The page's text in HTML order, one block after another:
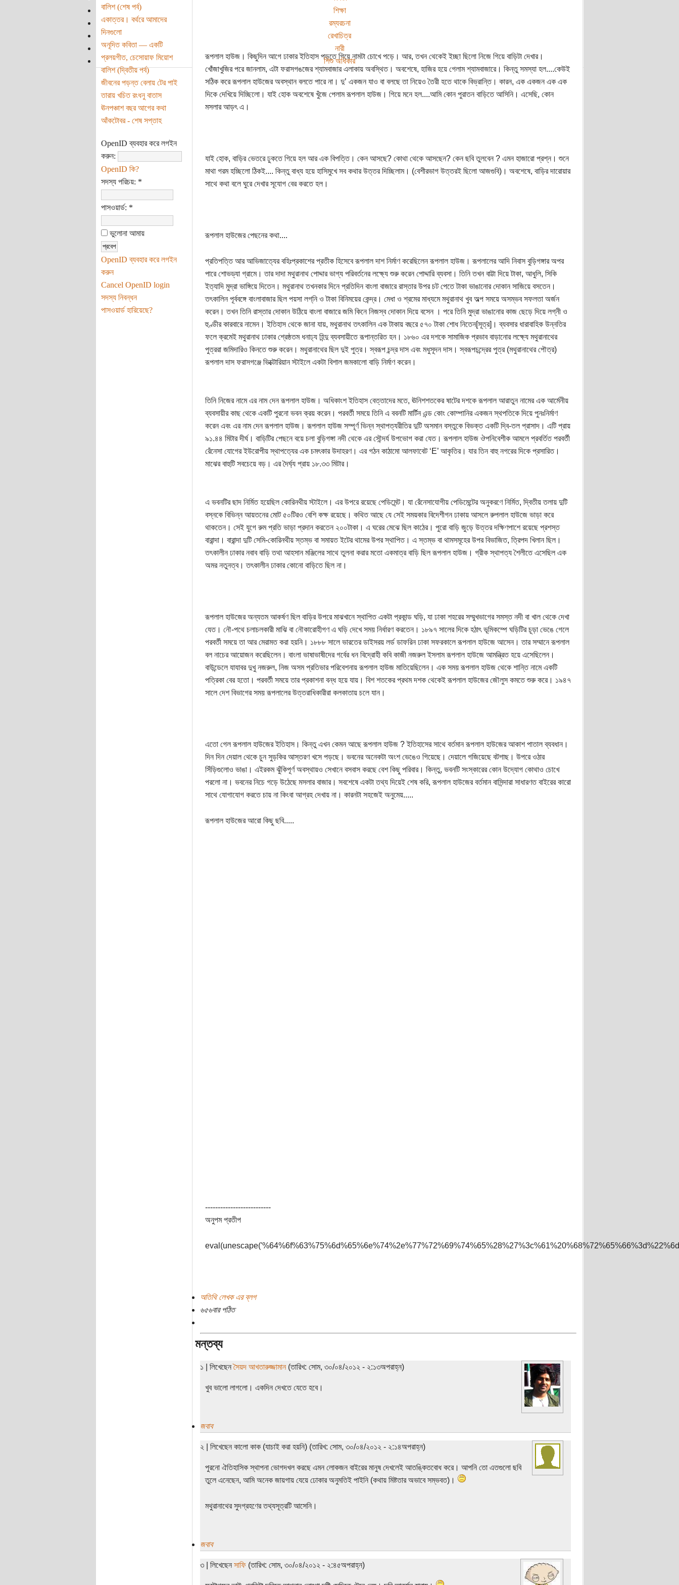
শিক্ষা
রম্যরচনা
রেখাচিত্র
নারী
শিশু অধিকার
বালিশ (শেষ পর্ব)
একাত্তর। বর্থরে আমাদের
দিনগুলো
অনূদিত কবিতা — একটি
প্রলয়গীত, চেসোয়াফ মিয়োশ
বালিশ (দ্বিতীয় পর্ব)
জীবনের পড়ন্ত বেলায় টের পাই
তারায় খচিত রংধনু বাতাস
ঊনপঞ্চাশ বছর আগের কথা
আঁকটোবর - শেষ সপ্তাহ
OpenID ব্যবহার করে লগইন
করুন:
OpenID কি?
সদস্য পরিচয়: *
পাসওয়ার্ড: *
ভুলোনা আমায়
OpenID ব্যবহার করে লগইন
করুন
Cancel OpenID login
সদস্য নিবন্ধন
পাসওয়ার্ড হারিয়েছে?
রূপলাল হাউজ। কিছুদিন আগে ঢাকার ইতিহাস পড়তে গিয়ে নামটা চোখে পড়ে। আর, তখন থেকেই ইচ্ছা ছিলো নিজে গিয়ে বাড়িটা দেখার।
খোঁজাখুজির পরে জানলাম, এটা ফরাসগঙজের শ্যামবাজার এলাকায় অবস্থিত। অবশেষে, হাজির হয়ে গেলাম শ্যামবাজারে। কিন্তু সমস্যা হল....কেউই
সঠিক করে রূপলাল হাউজের অবস্থান বলতে পারে না। দু’ একজন যাও বা বলছে তা নিয়েও তৈরী হতে থাকে বিভ্রান্তি। কারন, এক একজন এক এক
দিকে দেখিয়ে দিচ্ছিলো। যাই হোক অবশেষে খুঁজে পেলাম রূপলাল হাউজ। গিয়ে মনে হল....আমি কোন পুরাতন বাড়িতে আসিনি। এসেছি, কোন
মসলার আড়ৎ এ।
যাই হোক, বাড়ির ভেতরে ঢুকতে গিয়ে হল আর এক বিপত্তি। কেন আসছে? কোথা থেকে আসছেন? কেন ছবি তুলবেন ? এমন হাজারো প্রশ্ন। শুনে
মাথা গরম হচ্ছিলো ঠিকই.... কিন্তু বাধ্য হয়ে হাসিমুখে সব কথার উত্তর দিচ্ছিলাম। (বেশীরভাগ উত্তরই ছিলো আজগুবি)। অবশেষে, বাড়ির দারোয়ার
সাথে কথা বলে ঘুরে দেখার সূযোগ বের করতে হল।
রূপলাল হাউজের পেছনের কথা....
প্রতিপত্তি আর আভিজাত্যের বহিঃপ্রকাশের প্রতীক হিসেবে রূপলাল দাশ নির্মাণ করেছিলেন রূপলাল হাউজ। রূপলালের আদি নিবাস বুড়িগঙ্গার অপর
পারে শোভড্যা গ্রামে। তার দাদা মথুরানাথ পোদ্দার ভাগ্য পরিবর্তনের লক্ষ্যে শুরু করেন পোদ্দারি ব্যবসা। তিনি তখন বাট্টা দিয়ে টাকা, আধুলি, সিকি
ইত্যাদি মুদ্রা ভাঙ্গিয়ে দিতেন। মথুরানাথ তখনকার দিনে প্রতিদিন বাংলা বাজারে রাস্তার উপর চট পেতে টাকা ভাঙানোর দোকান সাজিয়ে বসতেন।
তৎকালিন পূর্ববঙ্গে বাংলাবাজার ছিল পয়সা লগ্‌নি ও টাকা বিনিময়ের কেন্দ্র। মেধা ও শ্রমের মাধ্যমে মথুরানাথ খুব অল্প সময়ে অসম্ভব সফলতা অর্জন
করেন। তখন তিনি রাস্তার দোকান উঠিয়ে বাংলা বাজারে জমি কিনে নিজস্ব দোকান দিয়ে বসেন । পরে তিনি মুদ্রা ভাঙানোর কাজ ছেড়ে দিয়ে লগ্নী ও
হুণ্ডীর কারবারে নামেন। ইতিহাস থেকে জানা যায়, মথুরানাথ তৎকালিন এক টাকায় বছরে ৫৭০ টাকা শোধ নিতেন[সূত্র]। ব্যবসার ধারাবাহিক উন্নতির
ফলে ক্রমেই মথুরানাথ ঢাকার শ্রেষ্ঠতম ধনাঢ্য হিন্দু ব্যবসায়ীতে রূপান্তরিত হন। ১৮৬০ এর দশকে সামাজিক প্রভাব বাড়ানোর লক্ষ্যে মথুরানাথের
পুত্ররা জমিদারিও কিনতে শুরু করেন। মথুরানাথের ছিল দুই পুত্র। স্বরূপ চন্দ্র দাস এবং মধুসূদন দাস। স্বরূপচন্দ্রের পুত্র (মথুরানাথের পৌত্র)
রূপলাল দাস ফরাসগঞ্জে ভিক্টোরিয়ান স্টাইলে একটা বিশাল জমকালো বাড়ি নির্মাণ করেন।
তিনি নিজের নামে এর নাম দেন রূপলাল হাউজ। অধিকাংশ ইতিহাস বেত্তাদের মতে, ঊনিশশতকের ষাটের দশকে রূপলাল আরাতুন নামের এক আর্মেনীয়
ব্যবসায়ীর কাছ থেকে একটি পুরনো ভবন ক্রয় করেন। পরবর্তী সময়ে তিনি এ ববনটি মার্টিন এন্ড কোং কোম্পানির একজন স্থপতিকে দিয়ে পুনঃনির্মাণ
করেন এবং এর নাম দেন রূপলাল হাউজ। রূপলাল হাউজ সম্পূর্ণ ভিন্ন স্থাপত্যরীতির দুটি অসমান বস্তুকে বিভক্ত একটি দ্বি-তল প্রাসাদ। এটি প্রায়
৯১.৪৪ মিটার দীর্ঘ। বাড়িটির পেছনে বয়ে চলা বুড়িগঙ্গা নদী থেকে এর সৌন্দর্য উপভোগ করা যেত। রূপলাল হাউজ ঔপনিবেশীক আমলে প্রবর্তিত পরবর্তী
রেঁনেসা যোগের ইউরোপীয় স্থাপত্যের এক চমৎকার উদাহরণ। এর গঠন কাঠামো আলফাবেট ‘E’ আকৃতির। যার তিন বাহু নগরের দিকে প্রসারিত।
মাঝের বাহুটি সবচেয়ে বড়। এর দৈর্ঘ্য প্রায় ১৮.৩৩ মিটার।
এ ভবনটির ছাদ নির্মিত হয়েছিল কোরিনথীয় স্টাইলে। এর উপরে রয়েছে পেডিমেন্ট। যা রেঁনেসাযোগীয় পেডিমেন্টের অনুকরণে নির্মিত, দ্বিতীয় তলায় দুটি
বস্নকে বিভিন্ন আয়তনের মোট ৫০টিরও বেশি কক্ষ রয়েছে। কথিত আছে যে সেই সময়কার বিদেশীগন ঢাকায় আসলে রুপলাল হাউজে ভাড়া করে
থাকতেন। সেই যুগে রুম প্রতি ভাড়া প্রদান করতেন ২০০টাকা। এ ঘরের মেঝে ছিল কাঠের। পুরো বাড়ি জুড়ে উত্তর দক্ষিণপাশে রয়েছে প্রশস্ত
বারান্দা। বারান্দা দুটি সেমি-কোরিনথীয় স্তম্ভ বা সমায়ত ইটের থামের উপর স্থাপিত। এ স্তম্ভ বা থামসমূহের উপর বিভাজিত, ত্রিপদ খিলান ছিল।
তৎকালীন ঢাকার নবাব বাড়ি তথা আহসান মঞ্জিলের সাথে তুলনা করার মতো একমাত্র বাড়ি ছিল রূপলাল হাউজ। গ্রীক স্থাপত্য শৈলীতে এসেছিল এক
অমর নতুনত্ব। তৎকালীন ঢাকার কোনো বাড়িতে ছিল না।
রূপলাল হাউজের অন্যতম আকর্ষণ ছিল বাড়ির উপরে মাঝখানে স্থাপিত একটা প্রকান্ড ঘড়ি, যা ঢাকা শহরের সম্মুখভাগের সমস্ত নদী বা খাল থেকে দেখা
যেত। নৌ-পথে চলাচলকারী মাঝি বা নৌকারোহীগণ এ ঘড়ি দেখে সময় নির্ধারণ করতেন। ১৮৯৭ সালের দিকে হঠাৎ ভূমিকম্পে ঘড়িটির চূড়া ভেঙে গেলে
পরবর্তী সময়ে তা আর মেরামত করা হয়নি। ১৮৮৮ সালে ভারতের ডাইসরয় লর্ড ডাফরিন ঢাকা সফরকালে রূপলাল হাউজে আসেন। তার সম্মানে রূপলাল
বল নাচের আয়োজন করেছিলেন। বাংলা ভাষাভাষীদের গর্বের ধন বিদ্রোহী কবি কাজী নজরুল ইসলাম রূপলাল হাউজে আমন্ত্রিত হয়ে এসেছিলেন।
বাউন্ডেলে যাযাবর দুখু নজরুল, নিজ অসম প্রতিভার পরিবেশনায় রূপলাল হাউজ মাতিয়েছিলেন। এক সময় রূপলাল হাউজ থেকে শান্তি নামে একটি
পত্রিকা বের হতো। পরবর্তী সময়ে তার প্রকাশনা বন্ধ হয়ে যায়। বিশ শতকের প্রথম দশক থেকেই রূপলাল হাউজের জৌলুস কমতে শুরু করে। ১৯৪৭
সালে দেশ বিভাগের সময় রূপলালের উত্তরাধিকারীরা কলকাতায় চলে যান।
এতো গেল রূপলাল হাউজের ইতিহাস। কিন্তু এখন কেমন আছে রূপলাল হাউজ ? ইতিহাসের সাথে বর্তমান রূপলাল হাউজের আকাশ পাতাল ব্যবধান।
দিন দিন দেয়াল থেকে চুন সুড়কির আস্তরণ খসে পড়ছে। ভবনের অনেকটা অংশ ভেঙেও গিয়েছে। দেয়ালে গজিয়েছে বটগাছ। উপরে ওঠার
সিঁড়িগুলোও ভাঙা। এইরকম ঝুঁকিপূর্ণ অবস্থায়ও সেখানে বসবাস করছে বেশ কিছু পরিবার। কিন্তু, ভবনটি সংস্কারের কোন উদ্যোগ কোথাও চোখে
পরলো না। ভবনের নিচে গড়ে উঠেছে মসলার বাজার। সবশেষে একটা তথ্য দিয়েই শেষ করি, রূপলাল হাউজের বর্তমান বাসিন্দারা সাধারণত বাইরের কারো
সাথে যোগাযোগ করতে চায় না কিংবা আগ্রহ দেখায় না। কারনটা সহজেই অনুমেয়.....
রূপলাল হাউজের আরো কিছু ছবি.....
--------------------------
অনুপম প্রতীপ
অতিথি লেখক এর ব্লগ
৬৫৬বার পঠিত
মন্তব্য
১ | লিখেছেনসৈয়দ আখতারুজ্জামান(তারিখ: সোম, ৩০/০৪/২০১২ - ২:১৩অপরাহ্ন)
খুব ভালো লাগলো। একদিন দেখতে যেতে হবে।
জবাব
২ | লিখেছেন কালো কাক (যাচাই করা হয়নি) (তারিখ: সোম, ৩০/০৪/২০১২ - ২:১৪অপরাহ্ন)
পুরনো ঐতিহাসিক স্থাপনা ভোগদখল করছে এমন লোকজন বাইরের মানুষ দেখলেই আতঙ্কিতবোধ করে। আপনি তো এতগুলো ছবি
তুলে এনেছেন, আমি অনেক জায়গায় যেয়ে ঢোকার অনুমতিই পাইনি (কথায় মিষ্টতার অভাবে সম্ভবত)।
মথুরানাথের সুদগ্রহণের তথ্যসূত্রটি আসেনি।
জবাব
৩ | লিখেছেন সাফি(তারিখ: সোম, ৩০/০৪/২০১২ - ২:৪৫অপরাহ্ন)